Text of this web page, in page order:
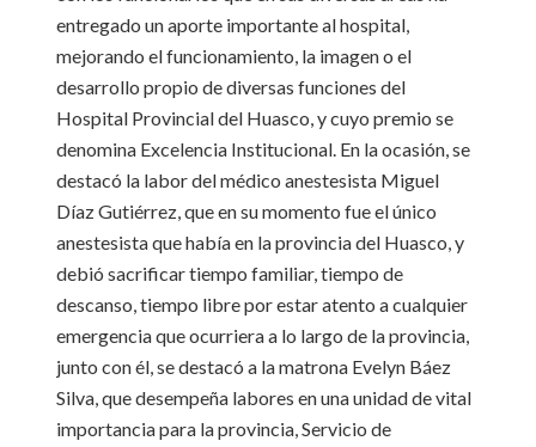
entregado un aporte importante al hospital,
mejorando el funcionamiento, la imagen o el
desarrollo propio de diversas funciones del
Hospital Provincial del Huasco, y cuyo premio se
denomina Excelencia Institucional. En la ocasión, se
destacó la labor del médico anestesista Miguel
Díaz Gutiérrez, que en su momento fue el único
anestesista que había en la provincia del Huasco, y
debió sacrificar tiempo familiar, tiempo de
descanso, tiempo libre por estar atento a cualquier
emergencia que ocurriera a lo largo de la provincia,
junto con él, se destacó a la matrona Evelyn Báez
Silva, que desempeña labores en una unidad de vital
importancia para la provincia, Servicio de